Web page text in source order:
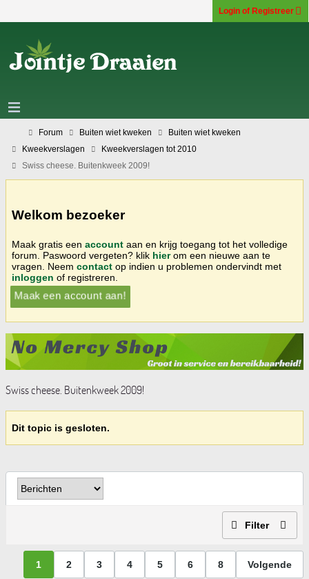
Login of Registreer
Forum Buiten wiet kweken
Buiten wiet kweken
Kweekverslagen
Kweekverslagen tot 2010
Swiss cheese. Buitenkweek 2009!
Welkom bezoeker
Maak gratis een account aan en krijg toegang tot het volledige
forum. Paswoord vergeten? klik hierom een nieuwe aan te
vragen. Neem contact op indien u problemen ondervindt met
inloggen of registreren.
Maak een account aan!
Swiss cheese. Buitenkweek 2009!
Dit topic is gesloten.
Filter
1 2 3 4 5 6 8 Volgende